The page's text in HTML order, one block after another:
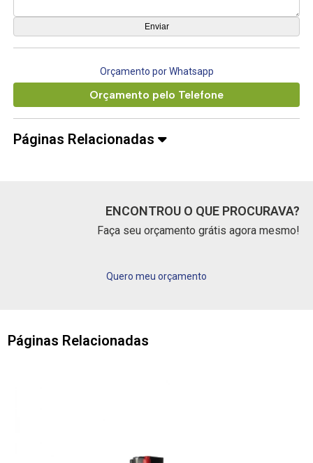
Orçamento por Whatsapp
Orçamento pelo Telefone
Páginas Relacionadas
ENCONTROU O QUE PROCURAVA?
Faça seu orçamento grátis agora mesmo!
Quero meu orçamento
Páginas Relacionadas